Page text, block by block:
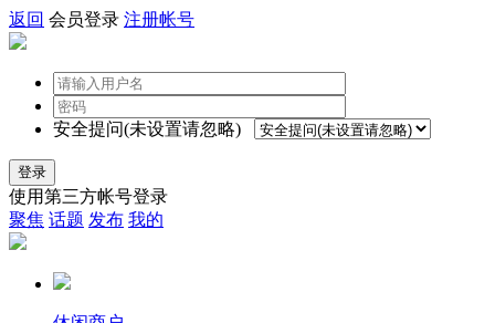
返回 会员登录 注册帐号
安全提问(未设置请忽略)
登录
使用第三方帐号登录
聚焦 话题 发布 我的